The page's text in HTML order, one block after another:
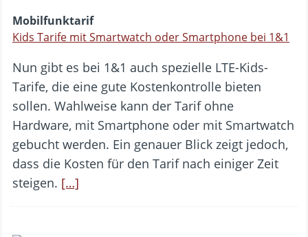
Mobilfunktarif
Kids Tarife mit Smartwatch oder Smartphone bei 1&1
Nun gibt es bei 1&1 auch spezielle LTE-Kids-
Tarife, die eine gute Kostenkontrolle bieten
sollen. Wahlweise kann der Tarif ohne
Hardware, mit Smartphone oder mit Smartwatch
gebucht werden. Ein genauer Blick zeigt jedoch,
dass die Kosten für den Tarif nach einiger Zeit
steigen. […]